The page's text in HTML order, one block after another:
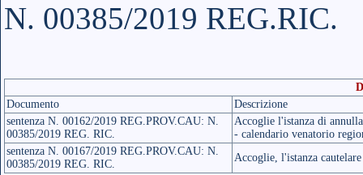
N. 00385/2019 REG.RIC.
Documento
Descrizione
sentenza N. 00162/2019 REG.PROV.CAU: N.
00385/2019 REG. RIC.
Accoglie l'istanza di
- calendario venatorio
sentenza N. 00167/2019 REG.PROV.CAU: N.
00385/2019 REG. RIC.
Accoglie, l'istanza